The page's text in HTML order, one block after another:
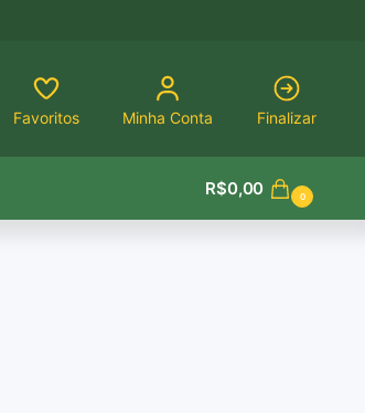
Favoritos Minha Conta Finalizar
R$0,00 0